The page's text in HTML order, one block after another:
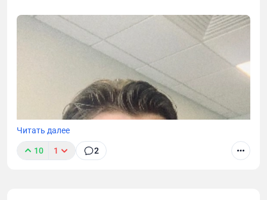
Читать далее
10 1 2